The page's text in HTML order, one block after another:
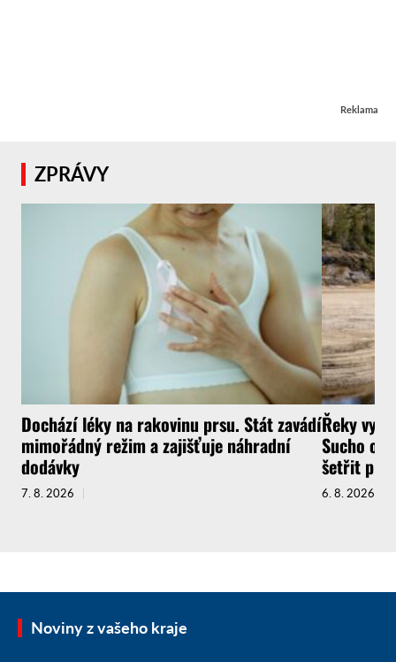
Reklama
ZPRÁVY
Dochází léky na rakovinu prsu. Stát zavádí
mimořádný režim a zajišťuje náhradní
dodávky
7. 8. 2026
Řeky
Sucho
šetřit
6. 8. 2026
Noviny z vašeho kraje